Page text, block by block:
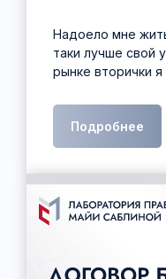
Надоело мне
таки лучше свой
рынке вторички я
Подробнее